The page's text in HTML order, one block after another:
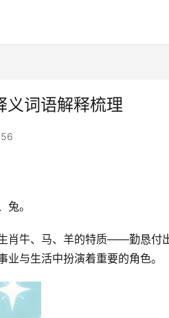
义词语解释梳理
。
肖牛、马、羊的特质——勤恳付
与生活中扮演着重要的角色。